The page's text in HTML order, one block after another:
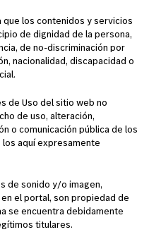
que los contenidos y servicios
de dignidad de la persona,
de no-discriminación por
nacionalidad, discapacidad o
de Uso del sitio web no
de uso, alteración,
o comunicación pública de los
aquí expresamente
de sonido y/o imagen,
el portal, son propiedad de
se encuentra debidamente
titulares.